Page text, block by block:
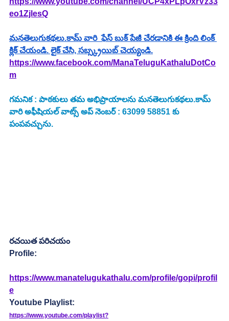
eo1ZjlesQ
మనతెలుగుకథలు.కామ్ వారి  ఫేస్ బుక్ పేజీ చేరడానికి ఈ క్రింది లింక్
క్లిక్ చేయండి. లైక్ చేసి, సబ్స్క్రయిబ్ చెయ్యండి.
https://www.facebook.com/ManaTeluguKathaluDotCo
m
గమనిక : పాఠకులు తమ అభిప్రాయాలను మనతెలుగుకథలు.కామ్
వారి అఫీషియల్ వాట్స్ అప్ నెంబర్ : 63099 58851 కు
పంపవచ్చును.
రచయిత పరిచయం
Profile:
https://www.manatelugukathalu.com/profile/gopi/profil
e
Youtube Playlist:
https://www.youtube.com/playlist?